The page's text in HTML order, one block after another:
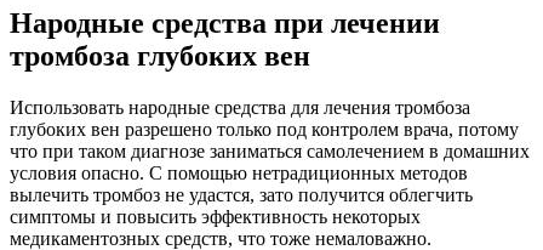
Народные средства при лечении
тромбоза глубоких вен
Использовать народные средства для лечения тромбоза
глубоких вен разрешено только под контролем врача, потому
что при таком диагнозе заниматься самолечением в домашних
условия опасно. С помощью нетрадиционных методов
вылечить тромбоз не удастся, зато получится облегчить
симптомы и повысить эффективность некоторых
медикаментозных средств, что тоже немаловажно.